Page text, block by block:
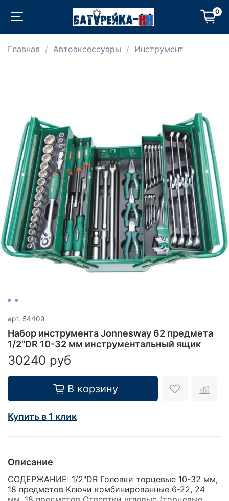
0
Главная Автоаксессуары Инструмент
арт. 54409
Набор инструмента Jonnesway 62 предмета
1/2"DR 10-32 мм инструментальный ящик
30240 руб
В корзину
Купить в 1 клик
Описание
CОДЕРЖАНИЕ: 1/2"DR Головки торцевые 10-32 мм,
18 предметов Ключи комбинированные 6-22, 24